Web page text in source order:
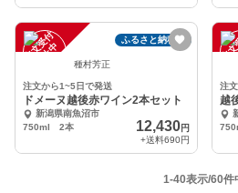
注
文
受
付
停
止
中
ふるさと納税可
種村芳正
注文から1~5日で発送
ドメーヌ越後赤ワイン2本セット
新潟県南魚沼市
750ml 2本
12,430円
+送料690円
注
越
1-40表示/60件